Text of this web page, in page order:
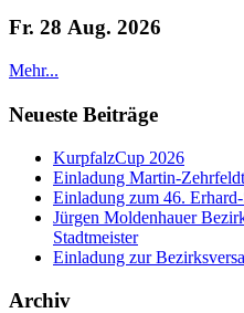
Fr. 28 Aug. 2026
Mehr...
Neueste Beiträge
KurpfalzCup 2026
Einladung Martin-
Einladung zum 46.
Jürgen Moldenhauer
Stadtmeister
Einladung zur
Archiv